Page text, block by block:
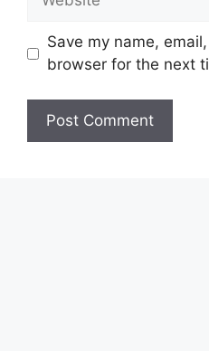
Save my name,
browser for the next